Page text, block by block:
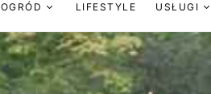
LIFESTYLE USŁUGI